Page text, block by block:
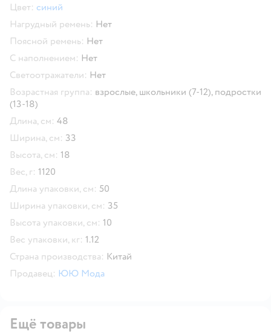
Цвет: синий
Нагрудный ремень: Нет
Поясной ремень: Нет
С наполнением: Нет
Светоотражатели: Нет
Возрастная группа: взрослые, школьники (7-12), подростки
(13-18)
Длина, см: 48
Ширина, см: 33
Высота, см: 18
Вес, г: 1120
Длина упаковки, см: 50
Ширина упаковки, см: 35
Высота упаковки, см: 10
Вес упаковки, кг: 1.12
Страна производства: Китай
Продавец: ЮЮ Мода
Ещё товары